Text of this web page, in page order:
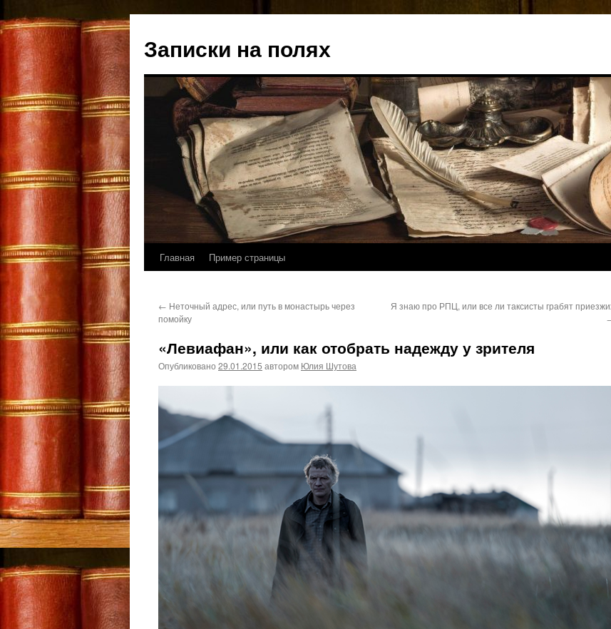
Записки на полях
Перейти
содержимому
Главная Пример страницы
← Неточный адрес, или путь в монастырь через
помойку
Я знаю про РПЦ, или все ли таксисты грабят
«Левиафан», или как отобрать надежду у зрителя
Опубликовано 29.01.2015 автором Юлия Шутова